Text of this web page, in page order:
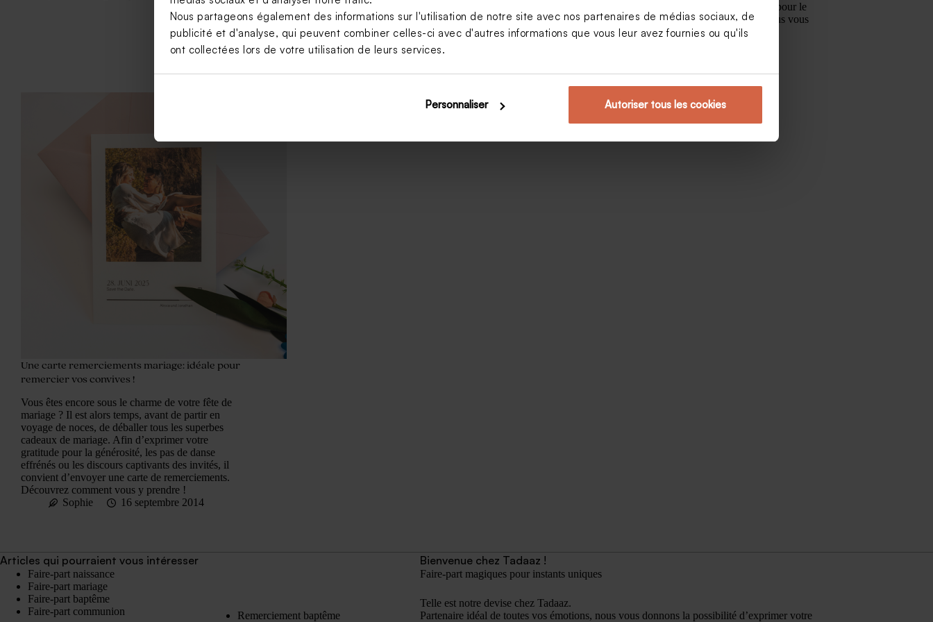
Nous partageons également des informations sur l'utilisation de notre site avec nos partenaires de médias sociaux, de
publicité et d'analyse, qui peuvent combiner celles-ci avec d'autres informations que vous leur avez fournies ou qu'ils
ont collectées lors de votre utilisation de leurs services.
Personnaliser Autoriser tous les cookies
Rebecca Vanderbeke
événement un moment encore plus jovial pour le
couple. Vous manquez d’inspiration ? Nous vous
aidons volontiers !
Une carte remerciements mariage: idéale pour
remercier vos convives !
Vous êtes encore sous le charme de votre fête de
mariage ? Il est alors temps, avant de partir en
voyage de noces, de déballer tous les superbes
cadeaux de mariage. Afin d’exprimer votre
gratitude pour la générosité, les pas de danse
effrénés ou les discours captivants des invités, il
convient d’envoyer une carte de remerciements.
Découvrez comment vous y prendre !
Sophie
16 septembre 2014
Articles qui pourraient vous intéresser
Faire-part naissance
Faire-part mariage
Faire-part baptême
Faire-part communion
Remerciement baptême
Bienvenue chez Tadaaz !
Faire-part magiques pour instants uniques
Telle est notre devise chez Tadaaz.
Partenaire idéal de toutes vos émotions, nous vous donnons la possibilité d’exprimer votre